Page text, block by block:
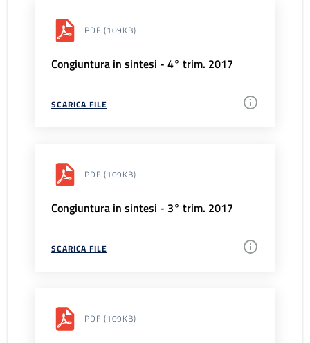
PDF (109KB)
Congiuntura in sintesi - 4° trim. 2017
SCARICA FILE
PDF (109KB)
Congiuntura in sintesi - 3° trim. 2017
SCARICA FILE
PDF (109KB)